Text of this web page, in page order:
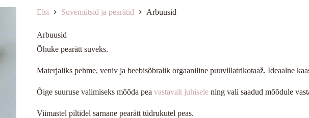
Elsi Suvemütsid ja pearätid Arbuusid
Arbuusid
Õhuke pearätt suveks.
Materjaliks pehme, veniv ja beebisõbralik orgaaniline puuvillatrikotaaž. Ideaalne
Õige suuruse valimiseks mõõda pea vastavalt juhiselening vali saadud mõõdule
Viimastel piltidel sarnane pearätt tüdrukutel peas.